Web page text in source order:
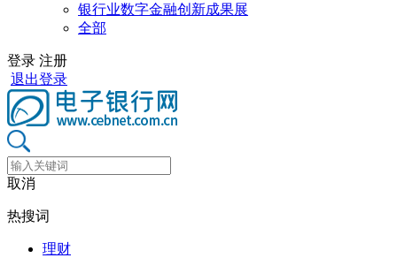
银行业数字金融创新成果展
全部
登录 注册
退出登录
取消
热搜词
理财